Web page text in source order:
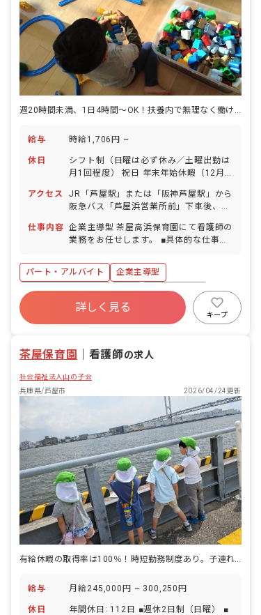
週20時間未満、1日4時間～OK！扶養内で無理なく働ける看護師のお仕事
給与 時給1,706円 ~
休日
シフト制（日曜は必ず休み／土曜出勤は
月1回程度） 祝日 年末年始休暇（12月
与／5日以上の連休相談OK） 産前産後・
育児休暇（取得率・復帰率ともに90％以
上） 慶弔休暇 介護・看護休暇 特別休暇
※子育て中の方も多数在籍されていま
アクセス
JR「芦屋駅」または「阪神芦屋駅」から
阪急バス「芦屋浜営業所前」下車後、徒
り） ・近隣に大型商業施設もあり、仕事
終わりに買い物をしてから帰れます！ ・
開なので清々しい気持ちで出勤できま
す！
仕事内容 企業主導型 茶屋高浜保育園にて看護師の
業務をお任せします。 ■具体的な仕事内
機関や保護者への対応 ・薬の管理、予
薬、与薬前後の観察 ・環境衛生及び安全
管理や保健だより作成 ・その他保育園内
での付随する業務（保育補助もお願いす
ることがあります） ■保育をするうえで
大切にしていること 子どもがありのまま
るような保育を心掛けています。 具体的
にされていることの実感”が伝わるよう
に、子どもと1対1で関わる時間を大切に
し、子どもの声に耳を傾け受け止めるよ
うにしています。また、日々の保育での
ふれあい遊びを積極的に取り入れ、遊び
からも実感できる環境を目指していま
す。 ・職員間で話し合う機会を設け、子
どもの成長や保護者との関わりについて
共有し、それぞれにあった関わりについ
て日々振り返る時間を作っています。そ
の中でも、子どもの”その子らしさ”を大
切にする保育にも力を入れております。
・職員一人一人が興味のある分野をオン
ラインで研修を受講し、保育のスキルア
ップをしています。
パート・アルバイト
企業主導型
ボーナス・賞与あり
有給
福利厚生充実
昇給昇進あり
産休育休制度
詳しく見る
キープ
茶屋保育園 看護師の求人
社会福祉法人山の子会
兵庫県/芦屋市
2026/04/24更新
給与 月給245,000円 ~ 300,250円
休日
年間休日: 112日 ■週休2日制（日曜） ■